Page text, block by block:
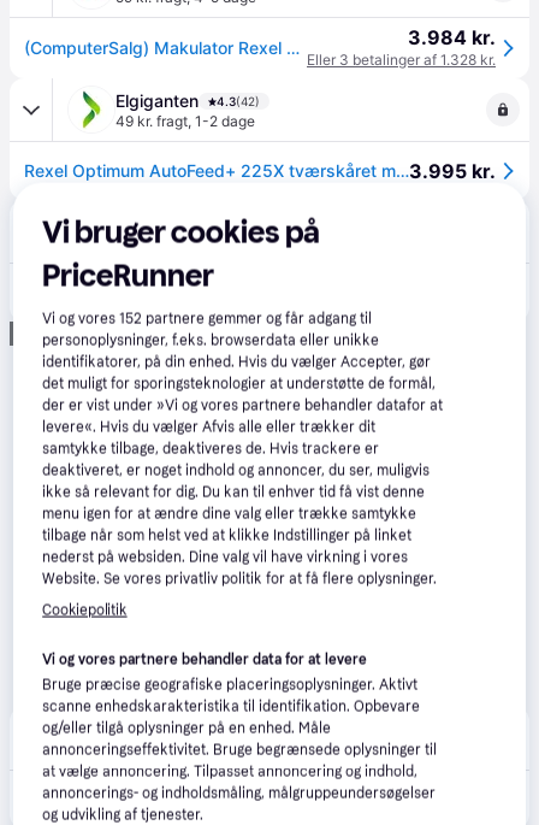
(ComputerSalg) Makulator Rexel Optimum AutoFeed+ 225X krydsmakulering 4x25 mm (P-4) 3.984 kr.
Eller 3 betalinger af 1.328 kr.
Elgiganten 4.3(42)
49 kr. fragt, 1-2 dage
Rexel Optimum AutoFeed+ 225X tværskåret makulator3.995 kr.
Lomax
35 kr. fragt,1-2 dage
Rexel Optimum AutoFeed+ 225X Makulator
Annonce
Techmaster
149 kr. fragt,4-8 dage
Makulator Optimum AutoFeed+225X P4, Rexel 2020225XEU5.709 kr.
Vi bruger cookies på
PriceRunner
Vi og vores152 partnere gemmer og får adgang til
personoplysninger, f.eks. browserdata eller unikke
identifikatorer, på din enhed. Hvis du vælger Accepter, gør
det muligt for sporingsteknologier at understøtte de formål,
der er vist under »Vi og vores partnere behandler datafor at
levere«. Hvis du vælger Afvis alle eller trækker dit
samtykke tilbage, deaktiveres de. Hvis trackere er
deaktiveret, er noget indhold og annoncer, du ser, muligvis
ikke så relevant for dig. Du kan til enhver tid få vist denne
menu igen for at ændre dine valg eller trække samtykke
tilbage når som helst ved at klikke Indstillinger på linket
nederst på websiden. Dine valg vil have virkning i vores
Website. Se vores privatliv politik for at få flere oplysninger.
Cookiepolitik
Vi og vores partnere behandler data for at levere
Bruge præcise geografiske placeringsoplysninger. Aktivt
scanne enhedskarakteristika til identifikation. Opbevare
og/eller tilgå oplysninger på en enhed. Måle
annonceringseffektivitet. Bruge begrænsede oplysninger til
at vælge annoncering. Tilpasset annoncering og indhold,
annoncerings- og indholdsmåling, målgruppeundersøgelser
og udvikling af tjenester.